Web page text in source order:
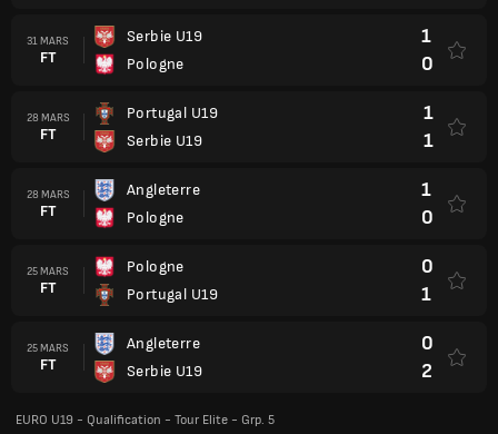
31 MARS
FT
Serbie U19
Pologne
1
0
28 MARS
FT
Portugal U19
Serbie U19
1
1
28 MARS
FT
Angleterre
Pologne
1
0
25 MARS
FT
Pologne
Portugal U19
0
1
25 MARS
FT
Angleterre
Serbie U19
0
2
EURO U19 - Qualification - Tour Elite - Grp. 5